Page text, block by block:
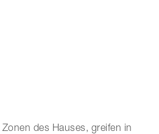
des Hauses, greifen in